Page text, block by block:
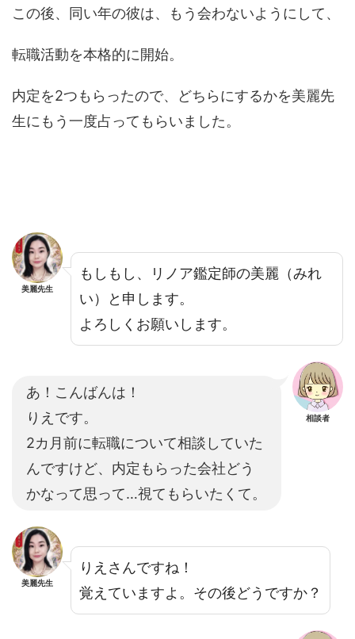
この後、同い年の彼は、もう会わないようにして、
転職活動を本格的に開始。
内定を2つもらったので、どちらにするかを美麗先
生にもう一度占ってもらいました。
美麗先生
もしもし、リノア鑑定師の美麗（みれ
い）と申します。
よろしくお願いします。
あ！こんばんは！
りえです。
2カ月前に転職について相談していた
んですけど、内定もらった会社どう
かなって思って…視てもらいたくて。
相談者
美麗先生
りえさんですね！
覚えていますよ。その後どうですか？